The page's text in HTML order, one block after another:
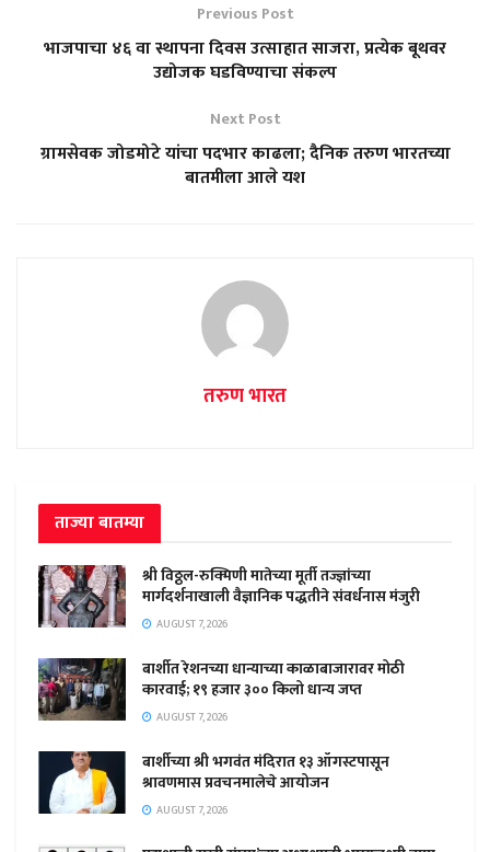
Previous Post
भाजपाचा ४६ वा स्थापना दिवस उत्साहात साजरा, प्रत्येक बूथवर
उद्योजक घडविण्याचा संकल्प
Next Post
ग्रामसेवक जोडमोटे यांचा पदभार काढला; दैनिक तरुण भारतच्या
बातमीला आले यश
तरुण भारत
ताज्या बातम्या
श्री विठ्ठल-रुक्मिणी मातेच्या मूर्ती तज्ज्ञांच्या
मार्गदर्शनाखाली वैज्ञानिक पद्धतीने संवर्धनास मंजुरी
AUGUST 7, 2026
बार्शीत रेशनच्या धान्याच्या काळाबाजारावर मोठी
कारवाई; १९ हजार ३०० किलो धान्य जप्त
AUGUST 7, 2026
बार्शीच्या श्री भगवंत मंदिरात १३ ऑगस्टपासून
श्रावणमास प्रवचनमालेचे आयोजन
AUGUST 7, 2026